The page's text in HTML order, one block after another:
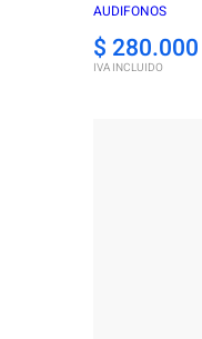
AUDIFONOS
$ 280.000
IVA INCLUIDO